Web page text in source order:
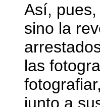
Así,
sino la
las
junto a